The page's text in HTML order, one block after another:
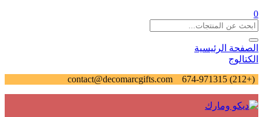
0
الصفحة الرئيسية
الكتالوج
(+212) 674-971315
contact@decomarcgifts.com